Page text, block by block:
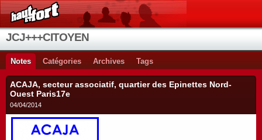
JCJ+++CITOYEN
Notes Catégories Archives Tags
ACAJA, secteur associatif, quartier des Epinettes Nord-
Ouest Paris17e
04/04/2014